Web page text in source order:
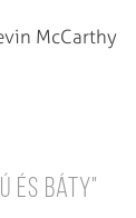
McCarthy
és báty"